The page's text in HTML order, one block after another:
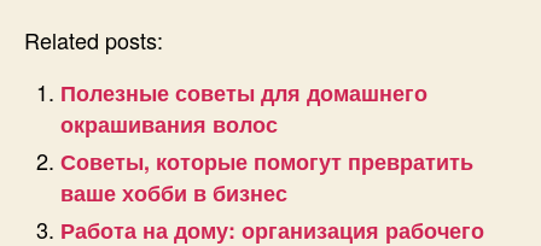
Related posts:
Полезные советы для домашнего
окрашивания волос
Советы, которые помогут превратить
ваше хобби в бизнес
Работа на дому: организация рабочего